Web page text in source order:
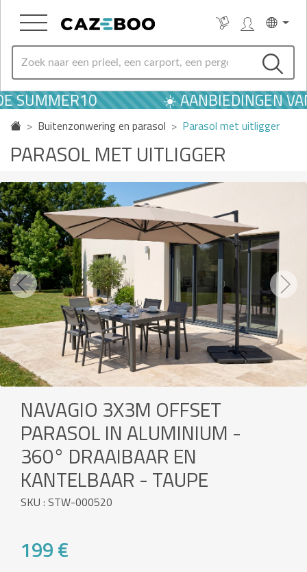
☀️ AANBIEDINGEN VAN
Buitenzonwering en parasol Parasol met uitligger
PARASOL MET UITLIGGER
Previous Next
NAVAGIO 3X3M OFFSET
PARASOL IN ALUMINIUM -
360° DRAAIBAAR EN
KANTELBAAR - TAUPE
SKU : STW-000520
199 €